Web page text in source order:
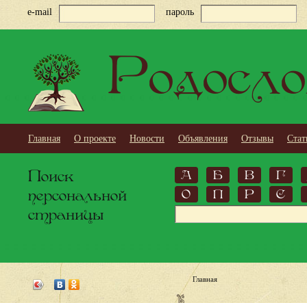
e-mail пароль
Главная О проекте Новости Объявления Отзывы
Поиск
персональной
страницы
А Б В
Г
О
П Р С
Главная